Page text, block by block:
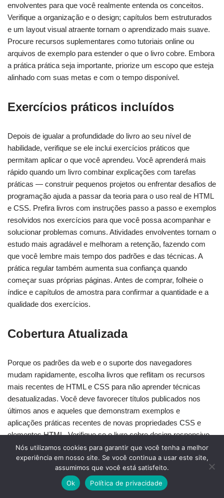
envolventes para que você realmente entenda os conceitos.
Verifique a organização e o design; capítulos bem estruturados
e um layout visual atraente tornam o aprendizado mais suave.
Procure recursos suplementares como tutoriais online ou
arquivos de exemplo para estender o que o livro cobre. Embora
a prática prática seja importante, priorize um escopo que esteja
alinhado com suas metas e com o tempo disponível.
Exercícios práticos incluídos
Depois de igualar a profundidade do livro ao seu nível de
habilidade, verifique se ele inclui exercícios práticos que
permitam aplicar o que você aprendeu. Você aprenderá mais
rápido quando um livro combinar explicações com tarefas
práticas — construir pequenos projetos ou enfrentar desafios de
programação ajuda a passar da teoria para o uso real de HTML
e CSS. Prefira livros com instruções passo a passo e exemplos
resolvidos nos exercícios para que você possa acompanhar e
solucionar problemas comuns. Atividades envolventes tornam o
estudo mais agradável e melhoram a retenção, fazendo com
que você lembre mais tempo dos padrões e das técnicas. A
prática regular também aumenta sua confiança quando
começar suas próprias páginas. Antes de comprar, folheie o
índice e capítulos de amostra para confirmar a quantidade e a
qualidade dos exercícios.
Cobertura Atualizada
Porque os padrões da web e o suporte dos navegadores
mudam rapidamente, escolha livros que reflitam os recursos
mais recentes de HTML e CSS para não aprender técnicas
desatualizadas. Você deve favorecer títulos publicados nos
últimos anos e aqueles que demonstram exemplos e
aplicações práticas recentes de novas propriedades CSS e
elementos HTML. Verifique se o livro cobre design responsivo,
acessibilidade e ferramentas de layout como CSS Grid e
Flexbox — estes são essenciais para sites modernos. Leia
avaliações e feedback de leitores para avaliar se o conteúdo
está alinhado com as práticas da indústria atuais e fluxos de
Nós utilizamos cookies para garantir que você tenha a melhor
experiência em nosso site. Se você continua a usar este site,
assumimos que você está satisfeito.
Ok
Política de privacidade